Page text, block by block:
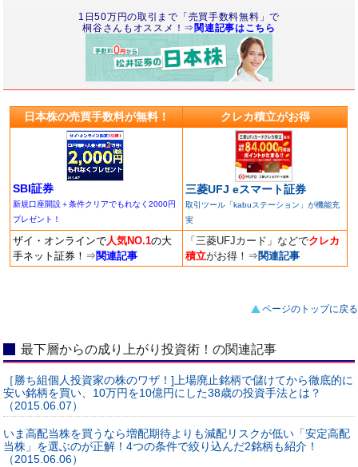
1日50万円の取引まで「売買手数料無料」で
桐谷さんもオススメ！⇒ 関連記事はこちら
日本株の売買手数料が無料！ クレカ積立がお得
SBI証券
新規口座開設＋条件クリアでもれなく2000円
プレゼント！
三菱UFJ eスマート証券
取引ツール「kabuステーション」が機能充
実
ザイ・オンラインで 人気NO.1の大
手ネット証券！ ⇒関連記事
「三菱UFJカード」などでクレカ
積立がお得！ ⇒関連記事
ページのトップに戻る
最下層からの成り上がり投資術！の関連記事
［勝ち組個人投資家の株のワザ！]上場廃止銘柄で儲けてから徹底的に
安い銘柄を買い、10万円を10億円にした38歳の投資手法とは？
（2015.06.07）
いま高配当株を買うなら増配期待よりも減配リスクが低い「安定高配
当株」を選ぶのが正解！4つの条件で絞り込んだ2銘柄も紹介！
（2015.06.06）